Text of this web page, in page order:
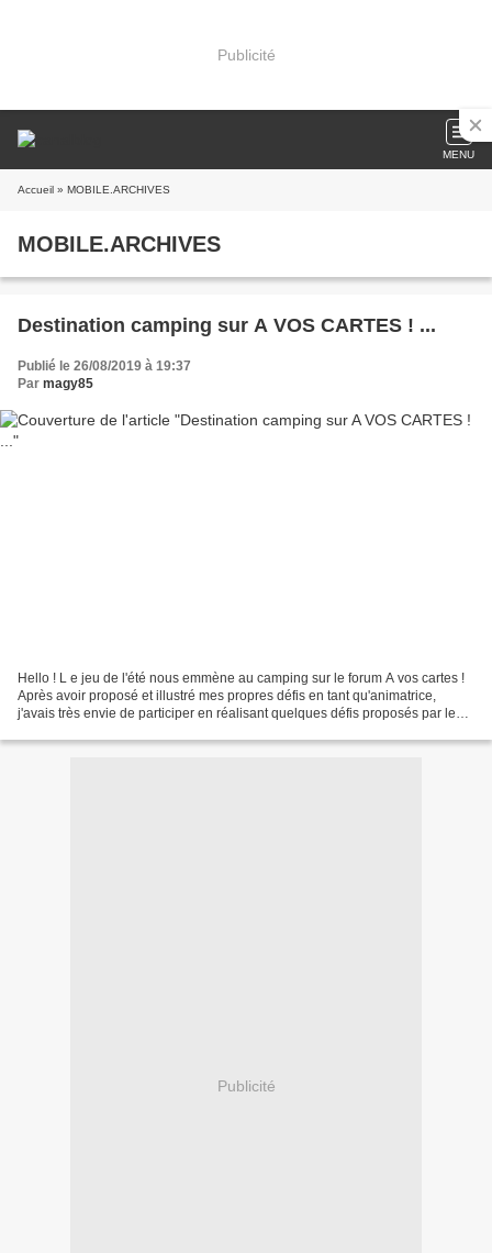
Publicité
MENU
Accueil » MOBILE.ARCHIVES
MOBILE.ARCHIVES
Destination camping sur A VOS CARTES ! ...
Publié le 26/08/2019 à 19:37
Par magy85
Hello ! L e jeu de l'été nous emmène au camping sur le forum A vos cartes !
Après avoir proposé et illustré mes propres défis en tant qu'animatrice,
j'avais très envie de participer en réalisant quelques défis proposés par les
Publicité